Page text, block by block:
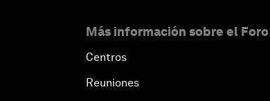
Más información sobre el Foro
Centros
Reuniones